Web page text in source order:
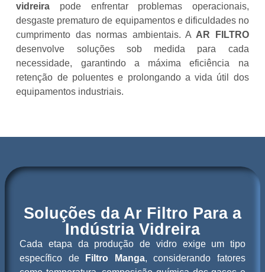
vidreira pode enfrentar problemas operacionais,
desgaste prematuro de equipamentos e dificuldades no
cumprimento das normas ambientais. A AR FILTRO
desenvolve soluções sob medida para cada
necessidade, garantindo a máxima eficiência na
retenção de poluentes e prolongando a vida útil dos
equipamentos industriais.
Soluções da Ar Filtro Para a
Indústria Vidreira
Cada etapa da produção de vidro exige um tipo
específico de
Filtro Manga, considerando fatores